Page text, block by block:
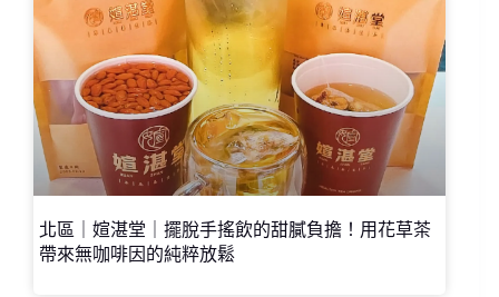
北區｜媗湛堂｜擺脫手搖飲的甜膩負擔！用花草茶
帶來無咖啡因的純粹放鬆